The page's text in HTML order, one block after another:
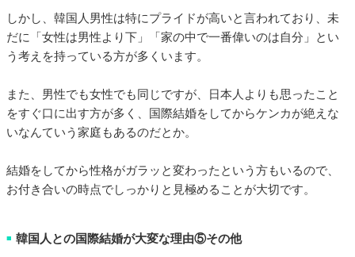
しかし、韓国人男性は特にプライドが高いと言われており、未
だに「女性は男性より下」「家の中で一番偉いのは自分」とい
う考えを持っている方が多くいます。
また、男性でも女性でも同じですが、日本人よりも思ったこと
をすぐ口に出す方が多く、国際結婚をしてからケンカが絶えな
いなんていう家庭もあるのだとか。
結婚をしてから性格がガラッと変わったという方もいるので、
お付き合いの時点でしっかりと見極めることが大切です。
■ 韓国人との国際結婚が大変な理由⑤その他